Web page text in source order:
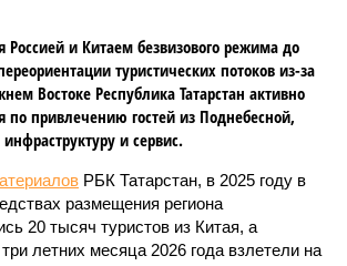
и Китаем безвизового режима до
туристических потоков из-за
Востоке Республика Татарстан активно
по привлечению гостей из Поднебесной,
и сервис.
РБК Татарстан, в 2025 году в
размещения региона
20 тысяч туристов из Китая, а
летних месяца 2026 года взлетели на